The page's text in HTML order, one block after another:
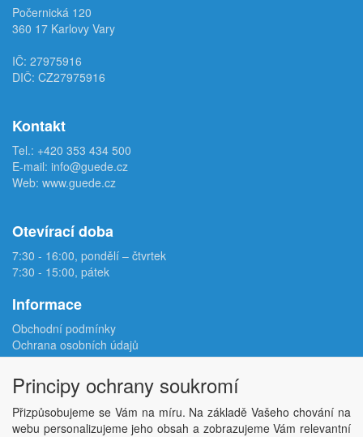
Počernická 120
360 17 Karlovy Vary
IČ: 27975916
DIČ: CZ27975916
Kontakt
Tel.: +420 353 434 500
E-mail: info@guede.cz
Web: www.guede.cz
Otevírací doba
7:30 - 16:00, pondělí – čtvrtek
7:30 - 15:00, pátek
Informace
Obchodní podmínky
Ochrana osobních údajů
Reklamační protokol
Odstoupení od smlouvy
Podmínky užití e-shopu
Doprava
Velkoobchod
Principy ochrany soukromí
Přizpůsobujeme se Vám na míru. Na základě Vašeho chování na
webu personalizujeme jeho obsah a zobrazujeme Vám relevantní